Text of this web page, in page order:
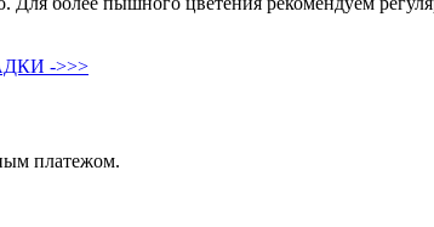
->>>
платежом.